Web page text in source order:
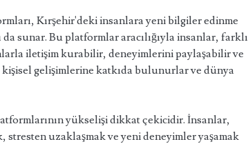
Kırşehir'deki insanlara yeni bilgiler edinme
sunar. Bu platformlar aracılığıyla insanlar, farklı
iletişim kurabilir, deneyimlerini paylaşabilir ve
gelişimlerine katkıda bulunurlar ve dünya
yükselişi dikkat çekicidir. İnsanlar,
stresten uzaklaşmak ve yeni deneyimler yaşamak